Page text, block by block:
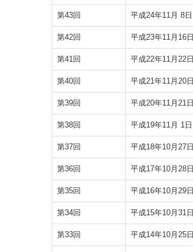
第43回 平成24年11月 8日
第42回 平成23年11月16日
第41回 平成22年11月22日
第40回 平成21年11月20日
第39回 平成20年11月21日
第38回 平成19年11月 1日
第37回 平成18年10月27日
第36回 平成17年10月28日
第35回 平成16年10月29日
第34回 平成15年10月31日
第33回 平成14年10月25日